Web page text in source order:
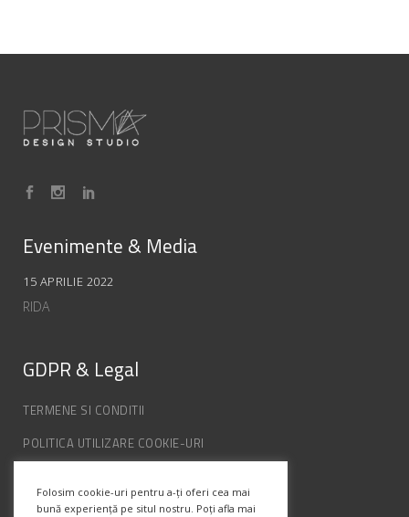
Evenimente & Media
15 APRILIE 2022
RIDA
GDPR & Legal
TERMENE SI CONDITII
POLITICA UTILIZARE COOKIE-URI
ANPC
Folosim cookie-uri pentru a-ți oferi cea mai
bună experiență pe situl nostru. Poți afla mai